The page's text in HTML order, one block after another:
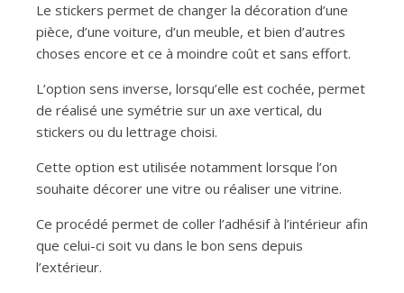
Le stickers permet de changer la décoration d’une
pièce, d’une voiture, d’un meuble, et bien d’autres
choses encore et ce à moindre coût et sans effort.
L’option sens inverse, lorsqu’elle est cochée, permet
de réalisé une symétrie sur un axe vertical, du
stickers ou du lettrage choisi.
Cette option est utilisée notamment lorsque l’on
souhaite décorer une vitre ou réaliser une vitrine.
Ce procédé permet de coller l’adhésif à l’intérieur afin
que celui-ci soit vu dans le bon sens depuis
l’extérieur.